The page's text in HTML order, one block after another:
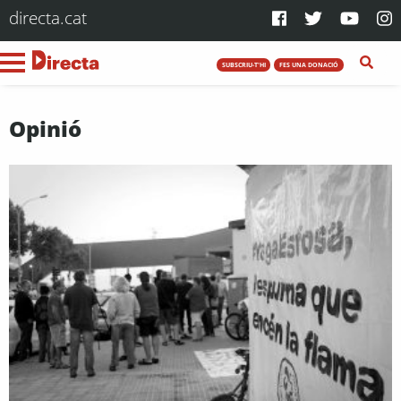
directa.cat
SUBSCRIU-T'HI FES UNA DONACIÓ
Opinió